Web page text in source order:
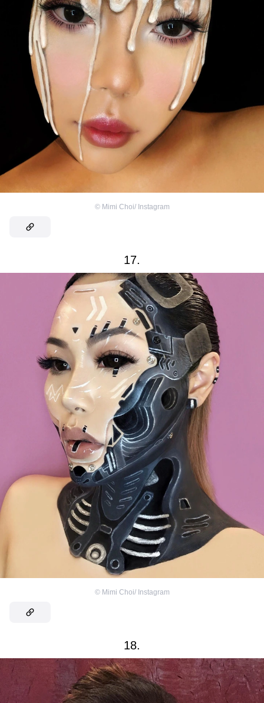
© Mimi Choi/ Instagram
17.
© Mimi Choi/ Instagram
18.